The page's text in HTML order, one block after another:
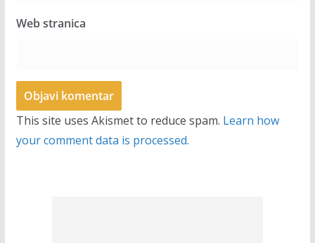
Web stranica
This site uses Akismet to reduce spam. Learn how
your comment data is processed.